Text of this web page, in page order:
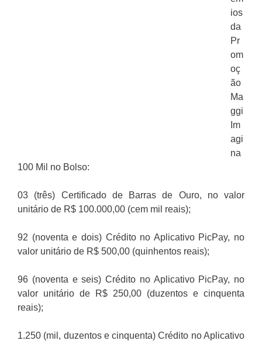
ios
da
Pr
om
oç
ão
Ma
ggi
Im
agi
na
100 Mil no Bolso:
03 (três) Certificado de Barras de Ouro, no valor
unitário de R$ 100.000,00 (cem mil reais);
92 (noventa e dois) Crédito no Aplicativo PicPay, no
valor unitário de R$ 500,00 (quinhentos reais);
96 (noventa e seis) Crédito no Aplicativo PicPay, no
valor unitário de R$ 250,00 (duzentos e cinquenta
reais);
1.250 (mil, duzentos e cinquenta) Crédito no Aplicativo